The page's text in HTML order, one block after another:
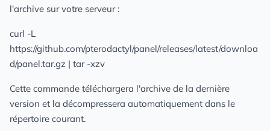
l'archive sur votre serveur :
curl -L
https://github.com/pterodactyl/panel/releases/latest/downloa
d/panel.tar.gz | tar -xzv
Cette commande téléchargera l'archive de la dernière
version et la décompressera automatiquement dans le
répertoire courant.